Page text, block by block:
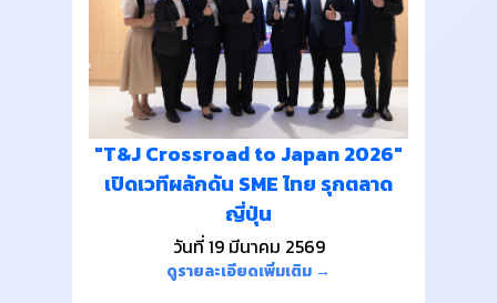
"T&J Crossroad to Japan 2026"
เปิดเวทีผลักดัน SME ไทย รุกตลาด
ญี่ปุ่น
วันที่ 19 มีนาคม 2569
ดูรายละเอียดเพิ่มเติม →